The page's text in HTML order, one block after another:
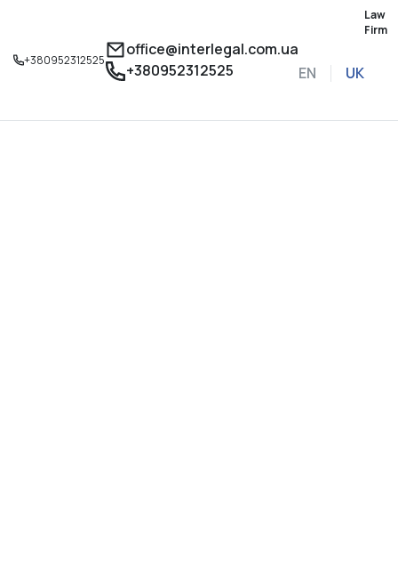
+380952312525
Law
Firm
office@interlegal.com.ua
+380952312525
EN UK